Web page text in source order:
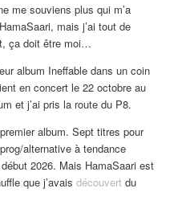
me souviens plus qui m’a
mais j’ai tout de
ça doit être moi…
album Ineffable dans un coin
en concert le 22 octobre au
et j’ai pris la route du P8.
album. Sept titres pour
alternative à tendance
2026. Mais HamaSaari est
que j’avaisdécouvert du